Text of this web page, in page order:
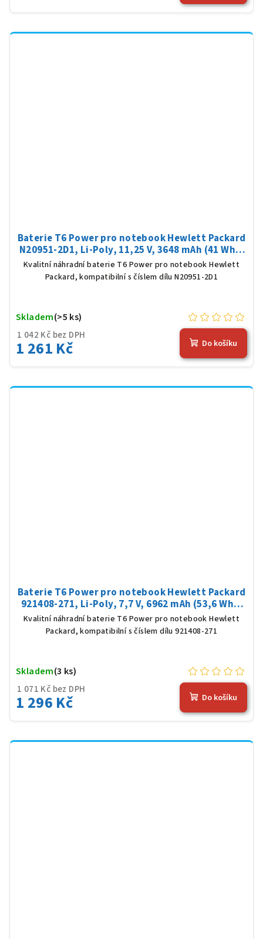
Baterie T6 Power pro notebook Hewlett Packard
N20951-2D1, Li-Poly, 11,25 V, 3648 mAh (41 Wh),
černá
Kvalitní náhradní baterie T6 Power pro notebook Hewlett
Packard, kompatibilní s číslem dílu N20951-2D1
1 042 Kč bez DPH
1 261 Kč
Skladem(>5 ks)
Do košíku
Baterie T6 Power pro notebook Hewlett Packard
921408-271, Li-Poly, 7,7 V, 6962 mAh (53,6 Wh),
černá
Kvalitní náhradní baterie T6 Power pro notebook Hewlett
Packard, kompatibilní s číslem dílu 921408-271
1 071 Kč bez DPH
1 296 Kč
Skladem(3 ks)
Do košíku